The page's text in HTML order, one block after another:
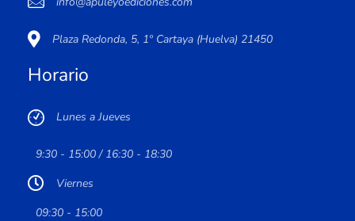
Plaza Redonda, 5, 1º Cartaya (Huelva) 21450
Horario
Lunes a Jueves
9:30 - 15:00 / 16:30 - 18:30
Viernes
09:30 - 15:00